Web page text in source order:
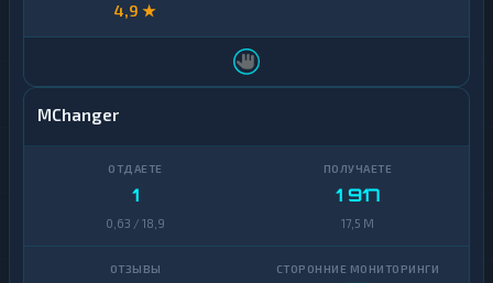
4,9 ★
MChanger
1
0,63 / 18,9
1 917
17,5 M